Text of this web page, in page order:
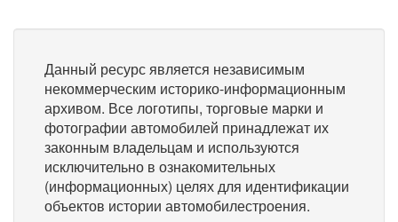
Данный ресурс является независимым
некоммерческим историко-информационным
архивом. Все логотипы, торговые марки и
фотографии автомобилей принадлежат их
законным владельцам и используются
исключительно в ознакомительных
(информационных) целях для идентификации
объектов истории автомобилестроения.